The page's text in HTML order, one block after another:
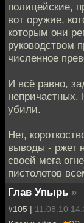
полицейские,
вот оружие,
которым они
руководством
численное
И всё равно,
непричастных.
убили.
Нет,
выводы - ржет
своей мега
пистолетов
Глав Упырь »
#105 | 11.08.10